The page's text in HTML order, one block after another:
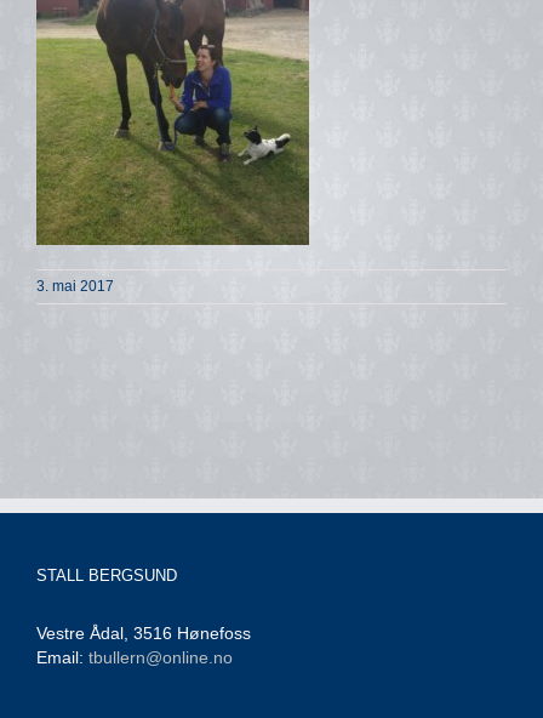
3. mai 2017
STALL BERGSUND
Vestre Ådal, 3516 Hønefoss
Email: tbullern@online.no